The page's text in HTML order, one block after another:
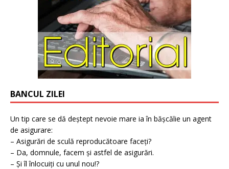
BANCUL ZILEI
Un tip care se dă deștept nevoie mare ia în bășcălie un agent
de asigurare:
– Asigurări de sculă reproducătoare faceți?
– Da, domnule, facem și astfel de asigurări.
– Și îl înlocuiți cu unul nou!?